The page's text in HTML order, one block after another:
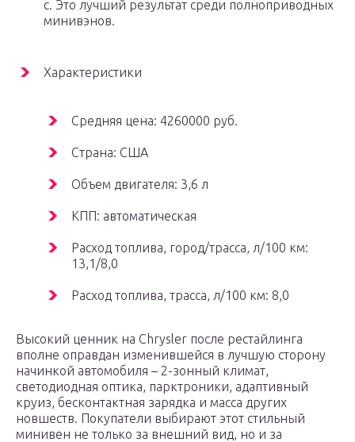
с. Это лучший результат среди полноприводных
минивэнов.
Характеристики
Средняя цена: 4260000 руб.
Страна: США
Объем двигателя: 3,6 л
КПП: автоматическая
Расход топлива, город/трасса, л/100 км:
13,1/8,0
Расход топлива, трасса, л/100 км: 8,0
Высокий ценник на Chrysler после рестайлинга
вполне оправдан изменившейся в лучшую сторону
начинкой автомобиля – 2-зонный климат,
светодиодная оптика, парктроники, адаптивный
круиз, бесконтактная зарядка и масса других
новшеств. Покупатели выбирают этот стильный
минивен не только за внешний вид, но и за